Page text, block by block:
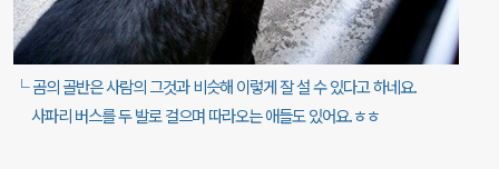
└ 곰의 골반은 사람의 그것과 비슷해 이렇게 잘 설 수 있다고 하네요.
사파리 버스를 두 발로 걸으며 따라오는 애들도 있어요.ㅎㅎ